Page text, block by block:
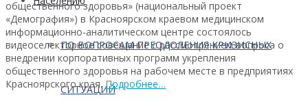
ПО ВОПРОСАМ ПРЕОДОЛЕНИЯ КРИЗИСНЫХ
СИТУАЦИЙ
общественного здоровья» (национальный проект
«Демография») в Красноярском краевом медицинском
информационно-аналитическом центре состоялось
видеоселекторное совещание с рассмотрением вопроса о
внедрении корпоративных программ укрепления
общественного здоровья на рабочем месте в предприятиях
Красноярского края. Подробнее…